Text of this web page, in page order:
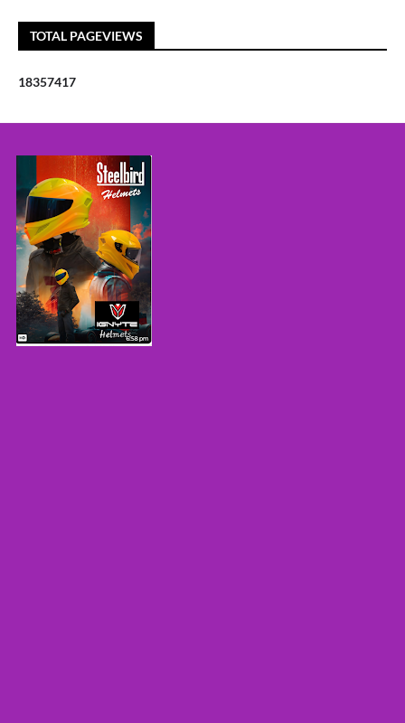
TOTAL PAGEVIEWS
18357417